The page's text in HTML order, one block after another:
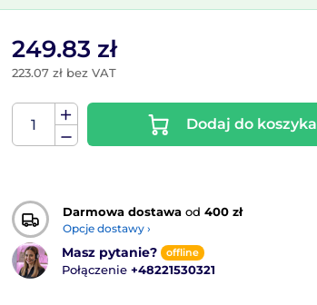
249.83 zł
223.07 zł bez VAT
Dodaj do koszyka
Darmowa dostawa od 400 zł
Opcje dostawy ›
Masz pytanie? offline
Połączenie +48221530321